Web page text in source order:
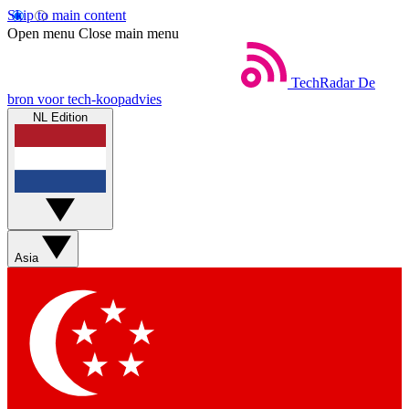
Skip to main content
Open menu Close main menu
TechRadar De
bron voor tech-koopadvies
NL Edition
Asia